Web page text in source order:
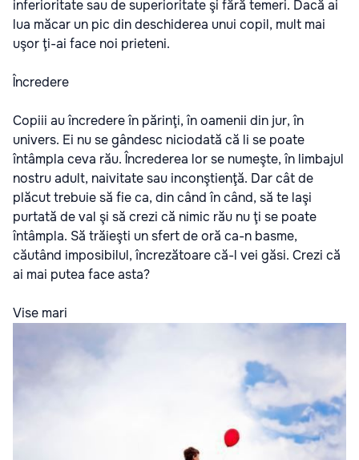
inferioritate sau de superioritate şi fără temeri. Dacă ai
lua măcar un pic din deschiderea unui copil, mult mai
uşor ţi-ai face noi prieteni.
Încredere
Copiii au încredere în părinţi, în oamenii din jur, în
univers. Ei nu se gândesc niciodată că li se poate
întâmpla ceva rău. Încrederea lor se numeşte, în limbajul
nostru adult, naivitate sau inconştienţă. Dar cât de
plăcut trebuie să fie ca, din când în când, să te laşi
purtată de val şi să crezi că nimic rău nu ţi se poate
întâmpla. Să trăieşti un sfert de oră ca-n basme,
căutând imposibilul, încrezătoare că-l vei găsi. Crezi că
ai mai putea face asta?
Vise mari